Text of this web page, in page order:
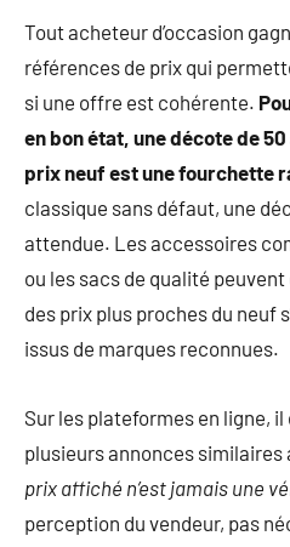
Tout acheteur d’occasion
références de prix qui
si une offre est cohérente.
en bon état, une décote de
prix neuf est une fourchette
classique sans défaut, une
attendue. Les accessoires
ou les sacs de qualité
des prix plus proches du neuf
issus de marques reconnues.
Sur les plateformes en ligne,
plusieurs annonces similaires
prix affiché n’est jamais une
perception du vendeur, pas